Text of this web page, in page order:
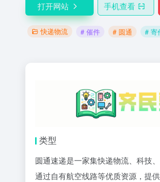
打开网站 手机查看
快递物流 # 催件 # 圆通 # 寄
类型
圆通速递是一家集快递物流、科技
通过自有航空线路等优质资源，提